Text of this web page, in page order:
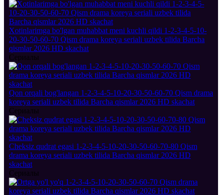
Xotinlarimga bo'lgan muhabbat meni kuchli qildi 1-2-3-4-5-10-
20-30-50-60-70 Qism drama koreya seriali uzbek tilida Barcha
qismlar 2026 HD skachat
Сериалы
Qon orqali bog'langan 1-2-3-4-5-10-20-30-50-60-70 Qism drama
koreya seriali uzbek tilida Barcha qismlar 2026 HD skachat
Сериалы
Cheksiz qudrat egasi 1-2-3-4-5-10-20-30-50-60-70-80 Qism
drama koreya seriali uzbek tilida Barcha qismlar 2026 HD
skachat
Сериалы